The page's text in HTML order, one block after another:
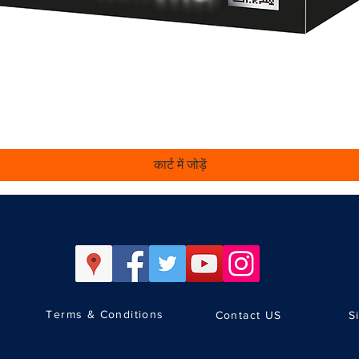
कार्ट में जोड़ें
Terms & Conditions Contact US